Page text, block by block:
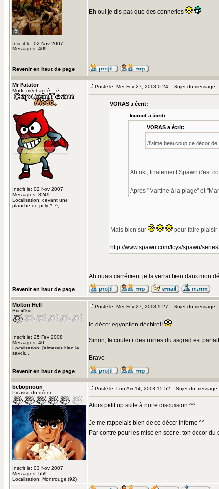
Inscrit le: 02 Nov 2007
Messages: 409
Eh oui je dis pas que des conneries
Revenir en haut de page
Mr Patator
Modo méchant è__é
Inscrit le: 02 Nov 2007
Messages: 8249
Localisation: devant une
planche de poly ^_^;
Posté le: Mer Fév 27, 2008 0:24 Sujet du message:
VORAS a écrit:
Icereef a écrit:
VORAS a écrit:
J'aime beaucoup ce décor
Ah oki, finalement Spawn c'est
Après "Martine à la plage" et
Mais bien sur pour faire plaisir
http://www.spawn.com/toys/spawn/
Ah ouais carrément je la verrai bien dans mon
Revenir en haut de page
Molton Hell
Bricol'kid
Inscrit le: 25 Fév 2008
Messages: 40
Localisation: j'aimerais bien le
savoir...
Posté le: Mer Fév 27, 2008 9:27 Sujet du message:
le décor egyoptien déchire!!
Sinon, la couleur des ruines du asgrad est
Bravo
Revenir en haut de page
bebopnoun
Picasso du décor
Inscrit le: 03 Nov 2007
Messages: 559
Localisation: Montrouge (92)
Posté le: Lun Avr 14, 2008 15:52 Sujet du message:
Alors petit up suite à notre discussion ^^
Je me rappelais bien de ce décor Inferno ^^
Par contre pour les mise en scène, ton décor